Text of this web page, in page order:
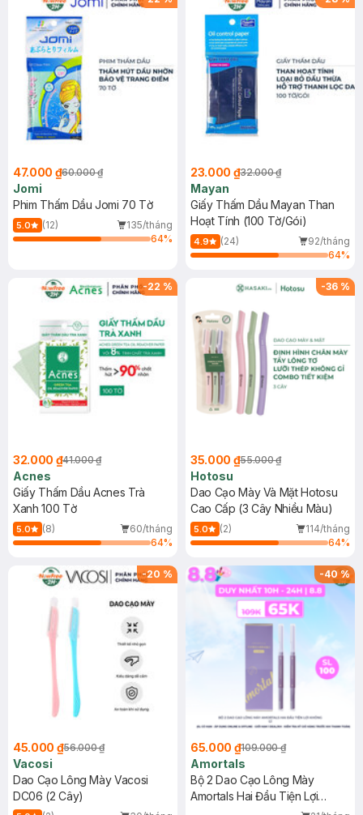
47.000 ₫60.000 ₫
Jomi
Phim Thấm Dầu Jomi 70 Tờ
5.0 (12)
135/tháng
64%
23.000 ₫32.000 ₫
Mayan
Giấy Thấm Dầu Mayan Than
Hoạt Tính (100 Tờ/Gói)
4.9 (24)
92/tháng
64%
-22 %
32.000 ₫41.000 ₫
Acnes
Giấy Thấm Dầu Acnes Trà
Xanh 100 Tờ
5.0 (8)
60/tháng
64%
-36 %
35.000 ₫55.000 ₫
Hotosu
Dao Cạo Mày Và Mặt Hotosu
Cao Cấp (3 Cây Nhiều Màu)
5.0 (2)
114/tháng
64%
-20 %
45.000 ₫56.000 ₫
Vacosi
Dao Cạo Lông Mày Vacosi
DC06 (2 Cây)
-40%
65.000 ₫109.000 ₫
Amortals
Bộ 2 Dao Cạo Lông Mày
Amortals Hai Đầu Tiện Lợi